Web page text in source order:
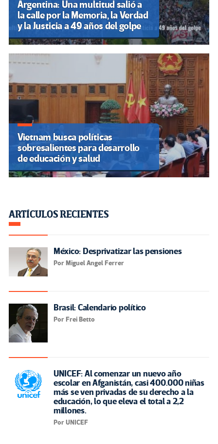
Argentina: Una multitud salió a
la calle por la Memoria, la Verdad
y la Justicia a 49 años del golpe
Vietnam busca políticas
sobresalientes para desarrollo
de educación y salud
ARTÍCULOS RECIENTES
México: Desprivatizar las pensiones
Por Miguel Angel Ferrer
Brasil: Calendario político
Por Frei Betto
UNICEF: Al comenzar un nuevo año
escolar en Afganistán, casi 400.000 niñas
más se ven privadas de su derecho a la
educación, lo que eleva el total a 2,2
millones.
Por UNICEF